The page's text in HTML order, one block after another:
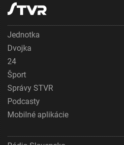
Jednotka
Dvojka
24
Šport
Správy STVR
Podcasty
Mobilné aplikácie